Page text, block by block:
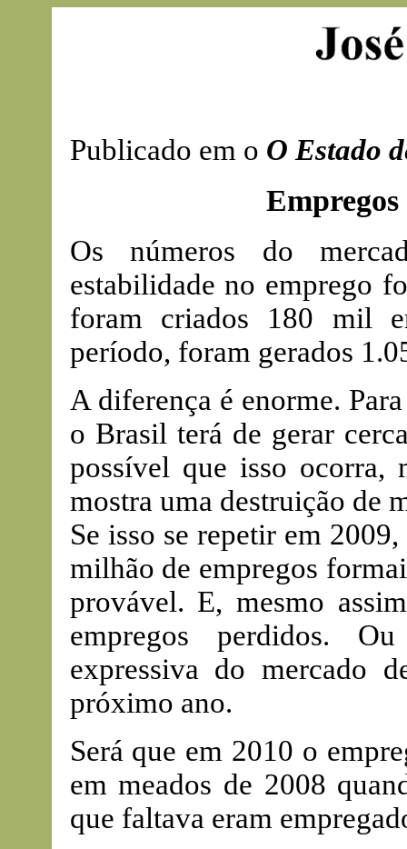
Publicado em o O Estado
Os números do
estabilidade no emprego
foram criados 180 mil
período, foram gerados
A diferença é enorme.
o Brasil terá de gerar
possível que isso ocorra,
mostra uma destruição de
Se isso se repetir em
milhão de empregos
provável. E, mesmo
empregos perdidos.
expressiva do mercado
próximo ano.
Será que em 2010 o
em meados de 2008
que faltava eram